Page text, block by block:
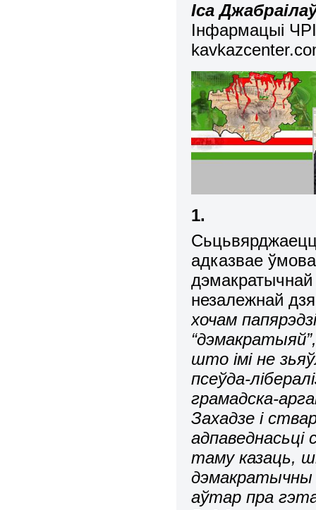
Іса
Інфармацыі
1.
адказвае
незалежнай
хочам
што імі не
псеўда-
грамадска-
Захадзе і
адпаведнасьці
таму казаць,
дэмакратычны
аўтар пра